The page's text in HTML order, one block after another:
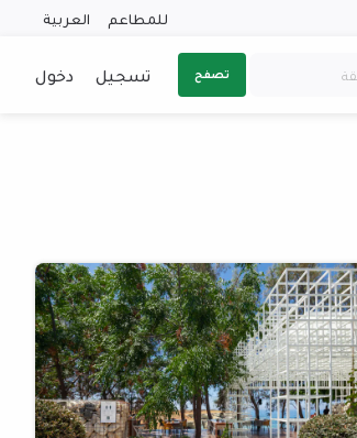
للمطاعم العربية
تصفح تسجيل دخول